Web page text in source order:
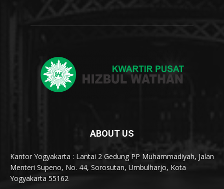
ABOUT US
Kantor Yogyakarta : Lantai 2 Gedung PP Muhammadiyah, Jalan
Menteri Supeno, No. 44, Sorosutan, Umbulharjo, Kota
Yogyakarta 55162